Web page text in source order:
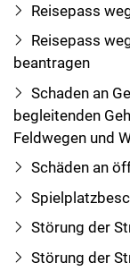
Reisepass
Reisepass
beantragen
Schaden an
begleitenden
Feldwegen und
Schäden an
Störung der
Störung der